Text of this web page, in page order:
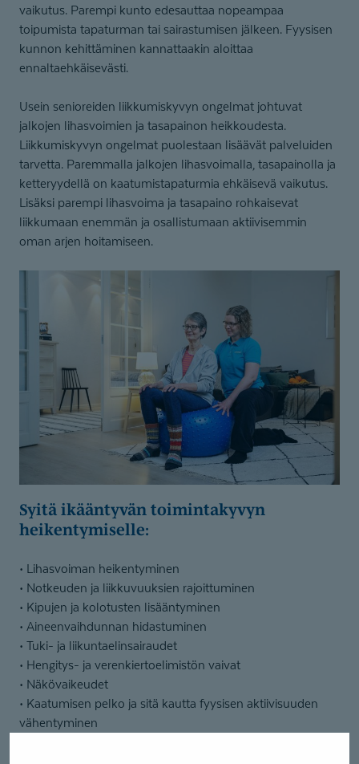
vaikutus. Parempi kunto edesauttaa nopeampaa
toipumista tapaturman tai sairastumisen jälkeen. Fyysisen
kunnon kehittäminen kannattaakin aloittaa
ennaltaehkäisevästi.
Usein senioreiden liikkumiskyvyn ongelmat johtuvat
jalkojen lihasvoimien ja tasapainon heikkoudesta.
Liikkumiskyvyn ongelmat puolestaan lisäävät palveluiden
tarvetta. Paremmalla jalkojen lihasvoimalla, tasapainolla ja
ketteryydellä on kaatumistapaturmia ehkäisevä vaikutus.
Lisäksi parempi lihasvoima ja tasapaino rohkaisevat
liikkumaan enemmän ja osallistumaan aktiivisemmin
oman arjen hoitamiseen.
Syitä ikääntyvän toimintakyvyn
heikentymiselle:
• Lihasvoiman heikentyminen
• Notkeuden ja liikkuvuuksien rajoittuminen
• Kipujen ja kolotusten lisääntyminen
• Aineenvaihdunnan hidastuminen
• Tuki- ja liikuntaelinsairaudet
• Hengitys- ja verenkiertoelimistön vaivat
• Näkövaikeudet
• Kaatumisen pelko ja sitä kautta fyysisen aktiivisuuden
vähentyminen